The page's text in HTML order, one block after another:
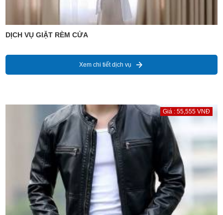
DỊCH VỤ GIẶT RÈM CỬA
Xem chi tiết dịch vụ
Giá : 55,555 VNĐ